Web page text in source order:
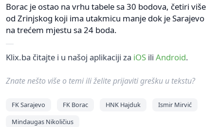
Borac je ostao na vrhu tabele sa 30 bodova, četiri više
od Zrinjskog koji ima utakmicu manje dok je Sarajevo
na trećem mjestu sa 24 boda.
Klix.ba čitajte i u našoj aplikaciji za iOS ili Android.
Znate nešto više o temi ili želite prijaviti grešku u tekstu?
FK Sarajevo FK Borac HNK Hajduk
Ismir Mirvić
Mindaugas Nikoličius